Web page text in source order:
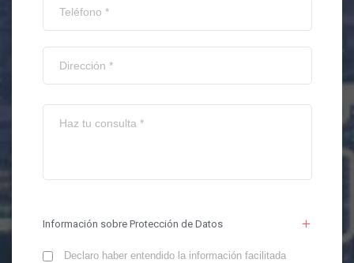
Información sobre Protección de Datos
Declaro haber entendido la información facilitada